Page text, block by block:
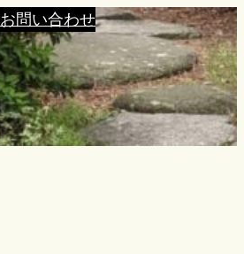
お問い合わせ